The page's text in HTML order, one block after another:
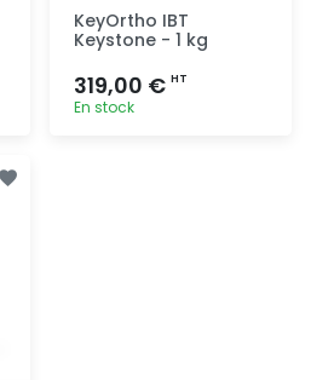
KeyOrtho IBT
Keystone - 1 kg
319,00 € HT
En stock